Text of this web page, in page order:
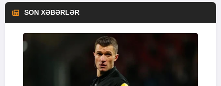
SON XƏBƏRLƏR